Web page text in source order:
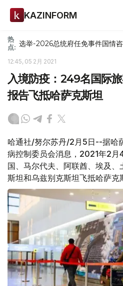
KAZINFORM
热
点: 选举-2026总统府任免事件国情
12:45, 05 2月 2021
入境防疫：249名国际
报告飞抵哈萨克斯坦
哈通社/努尔苏丹/2月5日--据哈
病控制委员会消息，2021年2
国、马尔代夫、阿联酋、埃及
斯坦和乌兹别克斯坦飞抵哈萨克